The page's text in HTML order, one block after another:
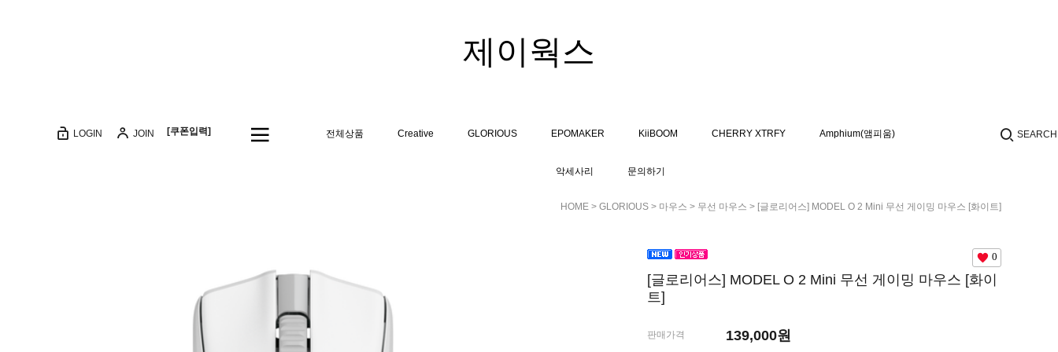
제이웍스
LOGIN JOIN [쿠폰입력] SEARCH
전체상품 Creative GLORIOUS EPOMAKER KiiBOOM CHERRY XTRFY Amphium(앰피움)
악세사리 문의하기
HOME > GLORIOUS > 마우스 > 무선 마우스 > [글로리어스] MODEL O 2 Mini 무선 게이밍 마우스 [화이트]
0
[글로리어스] MODEL O 2 Mini 무선 게이밍 마우스 [화이
트]
판매가격 139,000원